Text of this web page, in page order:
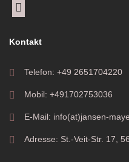
Kontakt
Telefon: +49 2651704220
Mobil: +491702753036
E-Mail: info(at)jansen-
Adresse: St.-Veit-Str. 17,